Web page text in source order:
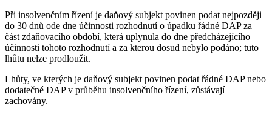
Při insolvenčním řízení je daňový subjekt povinen podat nejpozději
do 30 dnů ode dne účinnosti rozhodnutí o úpadku řádné DAP za
část zdaňovacího období, která uplynula do dne předcházejícího
účinnosti tohoto rozhodnutí a za kterou dosud nebylo podáno; tuto
lhůtu nelze prodloužit.
Lhůty, ve kterých je daňový subjekt povinen podat řádné DAP nebo
dodatečné DAP v průběhu insolvenčního řízení, zůstávají
zachovány.